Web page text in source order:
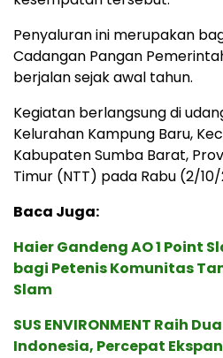
Penyaluran ini merupakan
Cadangan Pangan
berjalan sejak awal tahun.
Kegiatan berlangsung di
Kelurahan Kampung Baru,
Kabupaten Sumba Barat,
Timur (NTT) pada Rabu (2/
Baca Juga:
Haier Gandeng AO 1 Point
bagi Petenis Komunitas
Slam
SUS ENVIRONMENT Raih
Indonesia, Percepat